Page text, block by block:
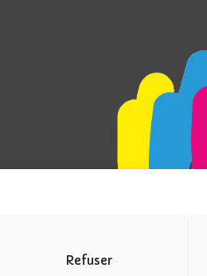
Refuser